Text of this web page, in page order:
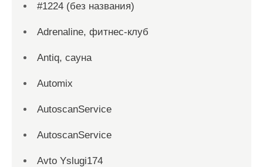
#1224 (без названия)
Adrenaline, фитнес-клуб
Antiq, сауна
Automix
AutoscanService
AutoscanService
Avto Yslugi174